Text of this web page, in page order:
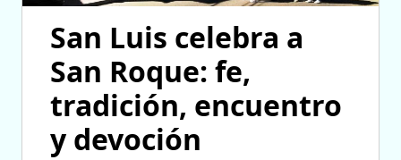
San Luis celebra a
San Roque: fe,
tradición, encuentro
y devoción